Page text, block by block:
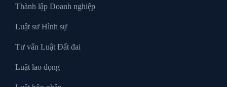
Thành lập Doanh nghiệp
Luật sư Hình sự
Tư vấn Luật Đất đai
Luật lao đọng